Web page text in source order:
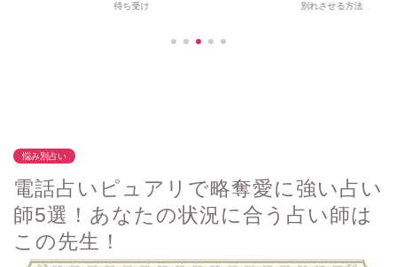
待ち受け 別れさせる方法
悩み別占い
電話占いピュアリで略奪愛に強い占い
師5選！あなたの状況に合う占い師は
この先生！